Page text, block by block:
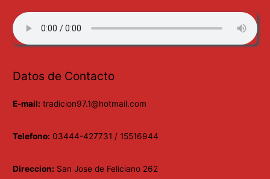
Datos de Contacto
E-mail: tradicion97.1@hotmail.com
Telefono: 03444-427731 / 15516944
Direccion: San Jose de Feliciano 262